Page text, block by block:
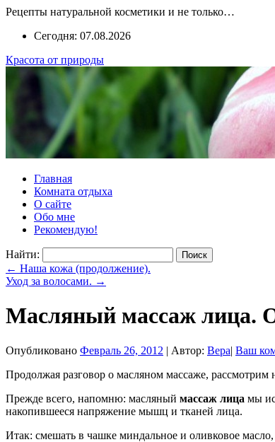
Рецепты натуральной косметики и не только…
Сегодня: 07.08.2026
Красота от природы
Главная
Комната отдыха
О сайте
Обо мне
Рекомендую!
Найти:
← Наша кожа (продолжение).
Уход за волосами. →
Масляный массаж лица.
Опубликовано Февраль 26, 2012 | Автор: Вера| Ваш
Продолжая разговор о масляном массаже, рассмотрим
Прежде всего, напомню: масляный массаж лица мы
накопившееся напряжение мышц и тканей лица.
Итак: смешать в чашке миндальное и оливковое масло,